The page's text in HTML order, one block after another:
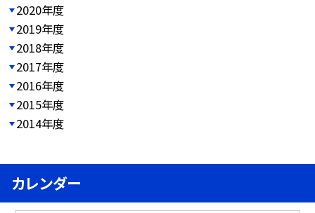
2020年度
2019年度
2018年度
2017年度
2016年度
2015年度
2014年度
カレンダー